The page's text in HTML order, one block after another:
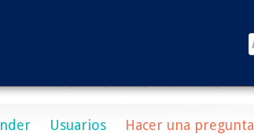
Usuarios Hacer una pregunta